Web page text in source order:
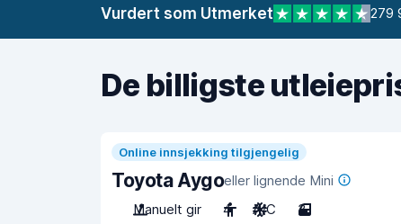
Vurdert som Utmerket 279
De billigste
Online innsjekking tilgjengelig
Toyota Aygoeller lignende Mini
Manuelt gir
4 A/C 3